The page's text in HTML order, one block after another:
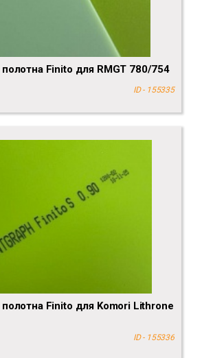
Finito для RMGT 780/754
ID - 155335
Finito для Komori Lithrone
ID - 155336